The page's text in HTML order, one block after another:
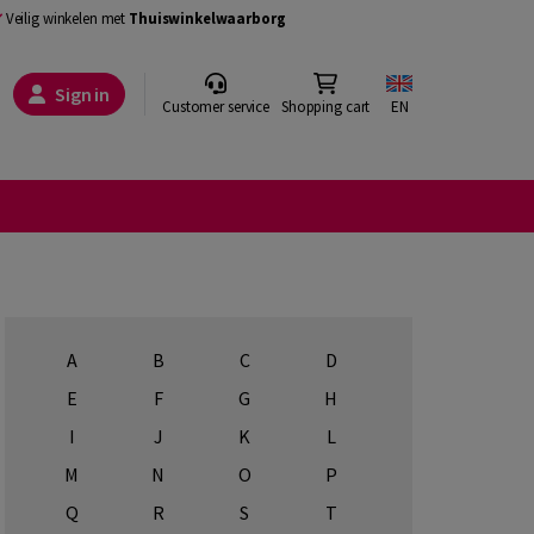
Veilig winkelen met Thuiswinkelwaarborg
Sign in Customer service Shopping cart EN
A B C
D
E
F G
H
I
J K
L
M
N O
P
Q
R S
T